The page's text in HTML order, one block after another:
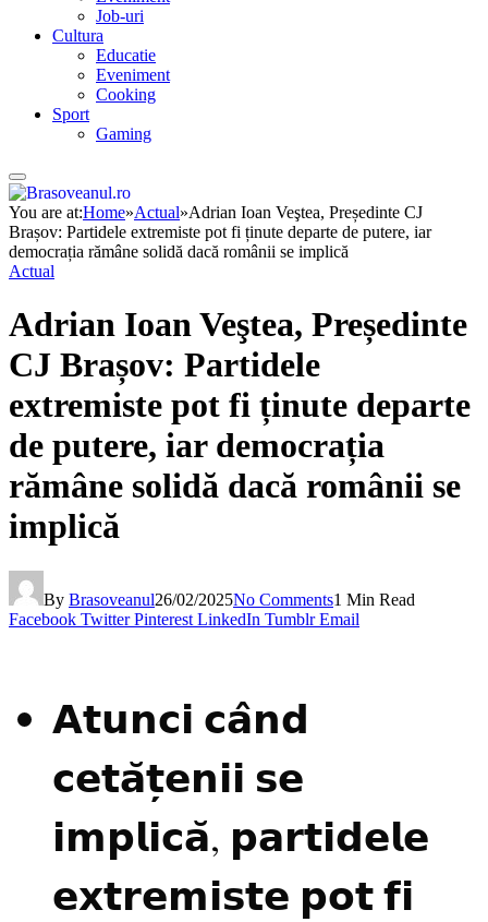
Job-uri
Cultura
Educatie
Eveniment
Cooking
Sport
Gaming
You are at:Home»Actual»Adrian Ioan Veştea, Președinte CJ
Brașov: Partidele extremiste pot fi ținute departe de putere, iar
democrația rămâne solidă dacă românii se implică
Actual
Adrian Ioan Veştea, Președinte
CJ Brașov: Partidele
extremiste pot fi ținute departe
de putere, iar democrația
rămâne solidă dacă românii se
implică
By Brasoveanul26/02/2025No Comments1 Min Read
Facebook Twitter Pinterest LinkedIn Tumblr Email
𝗔𝘁𝘂𝗻𝗰𝗶 𝗰𝗮̂𝗻𝗱
𝗰𝗲𝘁𝗮̆𝘁̦𝗲𝗻𝗶𝗶 𝘀𝗲
𝗶𝗺𝗽𝗹𝗶𝗰𝗮̆, 𝗽𝗮𝗿𝘁𝗶𝗱𝗲𝗹𝗲
𝗲𝘅𝘁𝗿𝗲𝗺𝗶𝘀𝘁𝗲 𝗽𝗼𝘁 𝗳𝗶